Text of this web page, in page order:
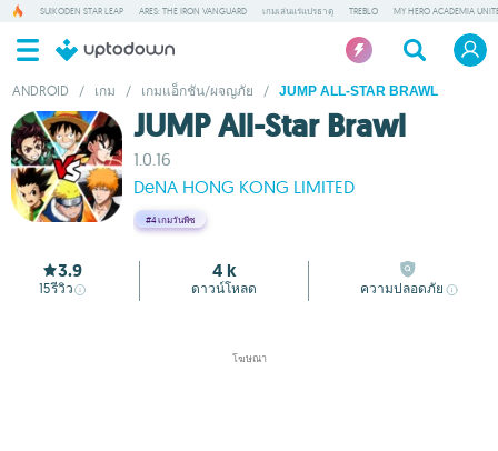
SUIKODEN STAR LEAP ARES: THE IRON VANGUARD เกมเล่นแร่แปรธาตุ TREBLO MY HERO ACADEMIA
ANDROID / เกม / เกมแอ็กชัน/ผจญภัย / JUMP ALL-STAR BRAWL
JUMP All-Star Brawl
1.0.16
DeNA HONG KONG LIMITED
#4เกมวันพีซ
3.9
15รีวิว
4 k
ดาวน์โหลด ความปลอดภัย
โฆษณา